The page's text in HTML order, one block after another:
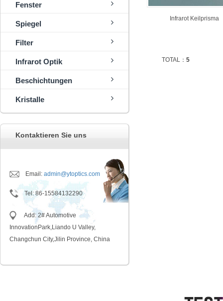
Fenster
Spiegel
Filter
Infrarot Optik
Beschichtungen
Kristalle
Kontaktieren Sie uns
Email: admin@ytoptics.com
Tel :86-15584132290
Add: 2# Automotive
InnovationPark,Liando U Valley,
Changchun City,Jilin Province, China
Infrarot Keilprisma
TOTAL： 5